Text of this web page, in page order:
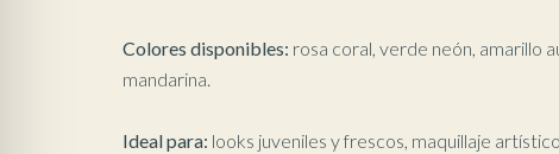
Colores disponibles: rosa coral, verde neón, amarillo
mandarina.
Ideal para: looks juveniles y frescos, maquillaje